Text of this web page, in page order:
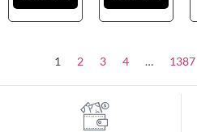
1 2 3 4 … 1387